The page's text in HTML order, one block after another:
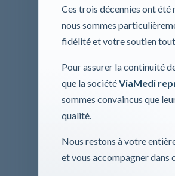
Ces trois décennies ont
nous sommes
fidélité et votre soutien
Pour assurer la continuité
que la sociétéViaMedi
sommes convaincus que
qualité.
Nous restons à votre
et vous accompagner dans